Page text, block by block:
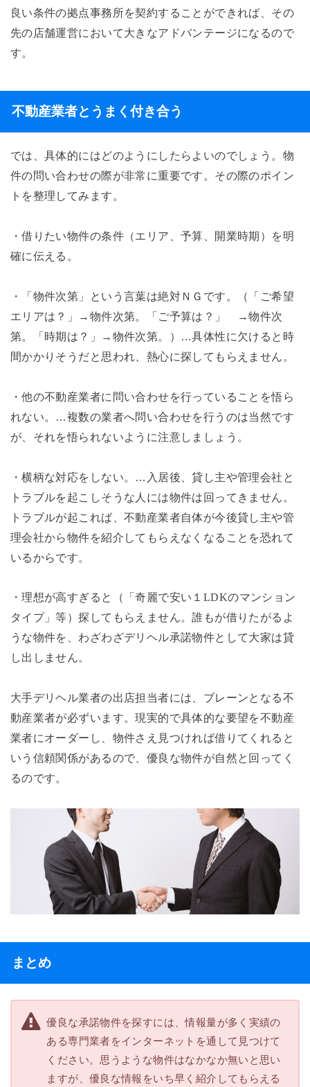
良い条件の拠点事務所を契約することができれば、その
先の店舗運営において大きなアドバンテージになるので
す。
不動産業者とうまく付き合う
では、具体的にはどのようにしたらよいのでしょう。物
件の問い合わせの際が非常に重要です。その際のポイン
トを整理してみます。
・借りたい物件の条件（エリア、予算、開業時期）を明
確に伝える。
・「物件次第」という言葉は絶対ＮＧです。（「ご希望
エリアは？」→物件次第。「ご予算は？」 →物件次
第。「時期は？」→物件次第。）…具体性に欠けると時
間かかりそうだと思われ、熱心に探してもらえません。
・他の不動産業者に問い合わせを行っていることを悟ら
れない。…複数の業者へ問い合わせを行うのは当然です
が、それを悟られないように注意しましょう。
・横柄な対応をしない。…入居後、貸し主や管理会社と
トラブルを起こしそうな人には物件は回ってきません。
トラブルが起これば、不動産業者自体が今後貸し主や管
理会社から物件を紹介してもらえなくなることを恐れて
いるからです。
・理想が高すぎると（「奇麗で安い１ LDKのマンション
タイプ」等）探してもらえません。誰もが借りたがるよ
うな物件を、わざわざデリヘル承諾物件として大家は貸
し出しません。
大手デリヘル業者の出店担当者には、ブレーンとなる不
動産業者が必ずいます。現実的で具体的な要望を不動産
業者にオーダーし、物件さえ見つければ借りてくれると
いう信頼関係があるので、優良な物件が自然と回ってく
るのです。
まとめ
優良な承諾物件を探すには、情報量が多く実績の
ある専門業者をインターネットを通して見つけて
ください。思うような物件はなかなか無いと思い
ますが、優良な情報をいち早く紹介してもらえる